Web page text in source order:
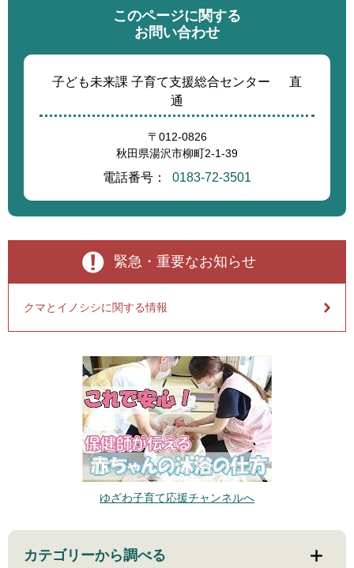
このページに関する
お問い合わせ
子ども未来課 子育て支援総合センター
直
通
〒012-0826
秋田県湯沢市柳町2-1-39
電話番号： 0183-72-3501
緊急・重要なお知らせ
クマとイノシシに関する情報
ゆざわ子育て応援チャンネルへ
カテゴリーから調べる